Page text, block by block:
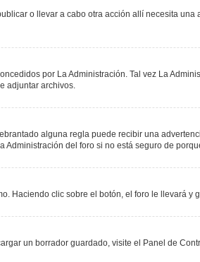
o llevar a cabo otra acción allí necesita
por La Administración. Tal vez La
adjuntar archivos.
alguna regla puede recibir una
del foro si no está seguro de
Haciendo clic sobre el botón, el foro le llevará
un borrador guardado, visite el Panel de